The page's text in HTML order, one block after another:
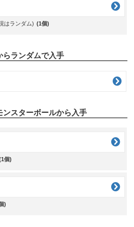
はランダム) (1個)
らランダムで入手
スターボールから入手
個)
)